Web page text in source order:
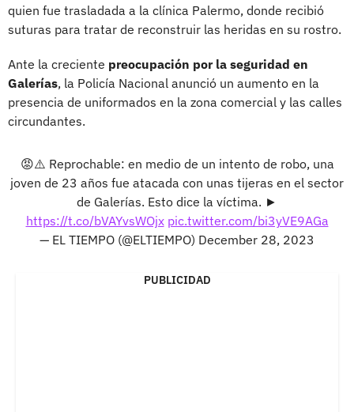
quien fue trasladada a la clínica Palermo, donde recibió
suturas para tratar de reconstruir las heridas en su rostro.
Ante la creciente preocupación por la seguridad en
Galerías, la Policía Nacional anunció un aumento en la
presencia de uniformados en la zona comercial y las calles
circundantes.
😡⚠️ Reprochable: en medio de un intento de robo, una
joven de 23 años fue atacada con unas tijeras en el sector
de Galerías. Esto dice la víctima. ►
https://t.co/bVAYvsWOjx pic.twitter.com/bi3yVE9AGa
— EL TIEMPO (@ELTIEMPO) December 28, 2023
PUBLICIDAD